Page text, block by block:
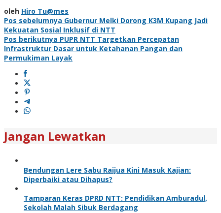
oleh Hiro Tu@mes
Navigasi
pos
Pos sebelumnya Gubernur Melki Dorong K3M Kupang Jadi
Kekuatan Sosial Inklusif di NTT
Pos berikutnya PUPR NTT Targetkan Percepatan
Infrastruktur Dasar untuk Ketahanan Pangan dan
Permukiman Layak
Jangan Lewatkan
Bendungan Lere Sabu Raijua Kini Masuk Kajian:
Diperbaiki atau Dihapus?
Tamparan Keras DPRD NTT: Pendidikan Amburadul,
Sekolah Malah Sibuk Berdagang